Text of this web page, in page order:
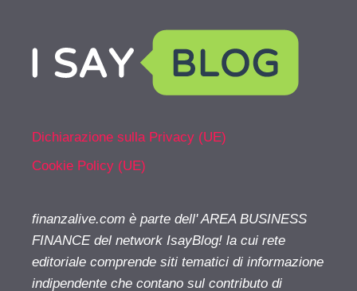
Dichiarazione sulla Privacy (UE)
Cookie Policy (UE)
finanzalive.com è parte dell' AREA BUSINESS
FINANCE del network IsayBlog! la cui rete
editoriale comprende siti tematici di informazione
indipendente che contano sul contributo di